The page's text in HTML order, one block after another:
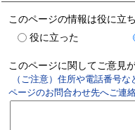
このページの情報は役に立
役に立った
このページに関してご意見
（ご注意）住所や電話番号
ページのお問合わせ先へご連